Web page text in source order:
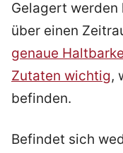
Gelagert werden
über einen
genaue
Zutaten wichtig,
befinden.
Befindet sich